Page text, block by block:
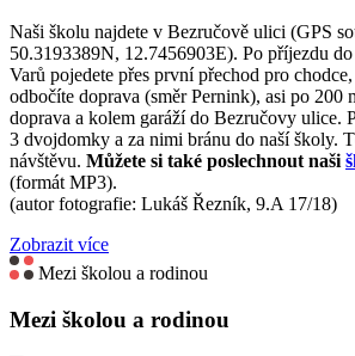
Naši školu najdete v Bezručově ulici (GPS
50.3193389N, 12.7456903E). Po příjezdu
Varů pojedete přes první přechod pro
odbočíte doprava (směr Pernink), asi po 200
doprava a kolem garáží do Bezručovy ulice.
3 dvojdomky a za nimi bránu do naší školy.
návštěvu. Můžete si také poslechnout naši
(formát MP3).
(autor fotografie: Lukáš Řezník, 9.A 17/18)
Zobrazit více
Mezi školou a rodinou
Mezi školou a rodinou